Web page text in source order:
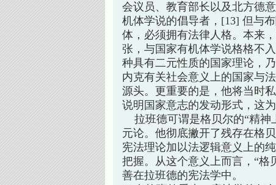
会议员、教育部长以及北方德
机体学说的倡导者，[13] 但与
体，必须拥有法律人格。本来
张，与国家有机体学说格格不
种具有二元性质的国家理论，
内克有关社会意义上的国家与
源头。更重要的是，他将当时
说明国家意志的发动形式，这
拉班德可谓是格贝尔的“精神
元论。他彻底撇开了残存在格
宪法理论加以法逻辑意义上的
把握。从这个意义上而言，“
善在拉班德的宪法学中。